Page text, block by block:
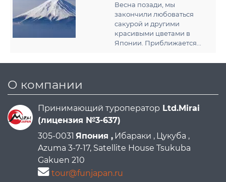
Весна позади, мы
закончили любоваться
сакурой и другими
красивыми цветами в
Японии. Приближается...
О компании
Принимающий туроператор Ltd.Mirai
(лицензия №3-637)
305-0031 Япония , Ибараки , Цукуба ,
Azuma 3-7-17, Satellite House Tsukuba
Gakuen 210
tour@funjapan.ru